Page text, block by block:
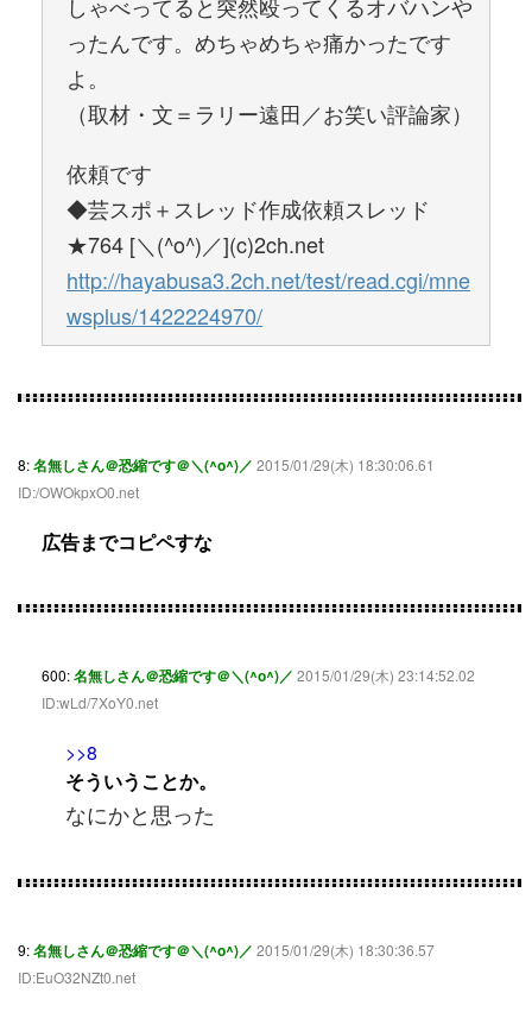
ったんです。めちゃめちゃ痛かったです
よ。
（取材・文＝ラリー遠田／お笑い評論家）
依頼です
◆芸スポ＋スレッド作成依頼スレッド
★764 [＼(^o^)／](c)2ch.net
http://hayabusa3.2ch.net/test/read.cgi/mne
wsplus/1422224970/
8:名無しさん＠恐縮です＠＼(^o^)／ 2015/01/29(木) 18:30:06.61
ID:/OWOkpxO0.net
広告までコピペすな
600:名無しさん＠恐縮です＠＼(^o^)／ 2015/01/29(木) 23:14:52.02
ID:wLd/7XoY0.net
>>8
そういうことか。
なにかと思った
9:名無しさん＠恐縮です＠＼(^o^)／ 2015/01/29(木) 18:30:36.57
ID:EuO32NZt0.net